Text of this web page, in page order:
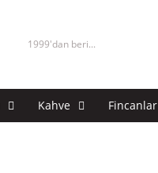
1999'dan beri...
Kahve Fincanlar